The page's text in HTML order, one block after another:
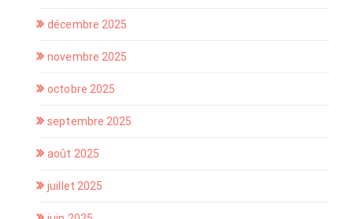
décembre 2025
novembre 2025
octobre 2025
septembre 2025
août 2025
juillet 2025